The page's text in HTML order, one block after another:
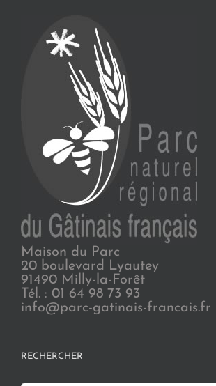
Maison du Parc
20 boulevard Lyautey
91490 Milly-la-Forêt
Tél. : 01 64 98 73 93
info@parc-gatinais-francais.fr
RECHERCHER